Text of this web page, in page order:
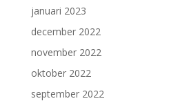
januari 2023
december 2022
november 2022
oktober 2022
september 2022